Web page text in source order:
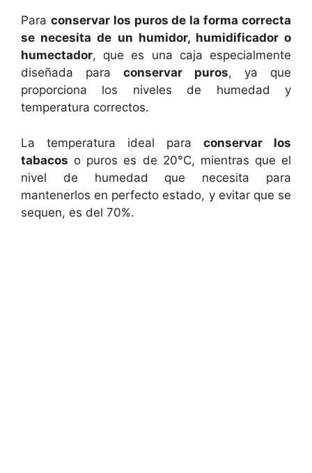
Para conservar los puros de la forma correcta
se necesita de un humidor, humidificador o
humectador, que es una caja especialmente
diseñada para conservar puros, ya que
proporciona los niveles de humedad y
temperatura correctos.
La temperatura ideal para conservar los
tabacos o puros es de 20°C, mientras que el
nivel de humedad que necesita para
mantenerlos en perfecto estado, y evitar que se
sequen, es del 70%.